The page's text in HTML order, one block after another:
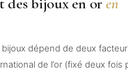
dépend de deux
de l’or (fixé deux fois